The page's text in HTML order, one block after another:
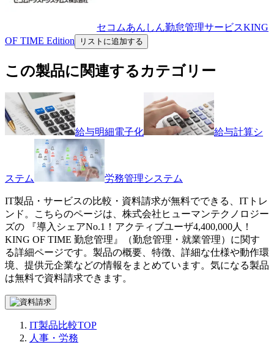
セコムあんしん勤怠管理サービスKING
OF TIME Edition
リストに追加する
この製品に関連するカテゴリー
給与明細電子化 給与計算シ
ステム 労務管理システム
IT製品・サービスの比較・資料請求が無料でできる、ITトレ
ンド。こちらのページは、 株式会社ヒューマンテクノロジー
ズの 『導入シェアNo.1！アクティブユーザ4,400,000人！
KING OF TIME 勤怠管理』（勤怠管理・就業管理）に関す
る詳細ページです。製品の概要、特徴、詳細な仕様や動作環
境、提供元企業などの情報をまとめています。気になる製品
は無料で資料請求できます。
IT製品比較TOP
人事・労務